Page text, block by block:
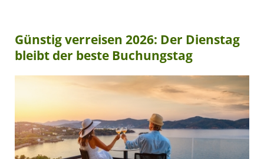
Günstig verreisen 2026: Der Dienstag
bleibt der beste Buchungstag